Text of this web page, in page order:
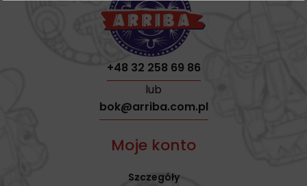
+48 32 258 69 86
lub
bok@arriba.com.pl
Moje konto
Szczegóły